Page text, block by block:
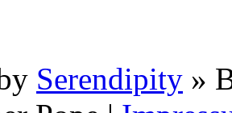
Serendipity »